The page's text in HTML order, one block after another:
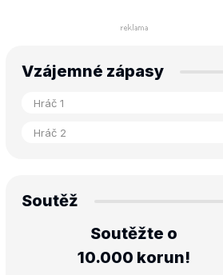
Vzájemné zápasy
Soutěž
Soutěžte o
10.000 korun!